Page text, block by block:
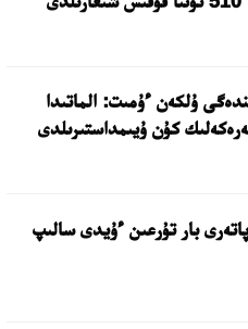
ۇلكەن ءۇمىت: الماتىدا
مەرەكەلىك كۇن ۇيىمداستىرىلدى
2 شاعىن اۋدانىندا 594 پاتەرى بار تۇرعىن ءۇيدى سالىپ